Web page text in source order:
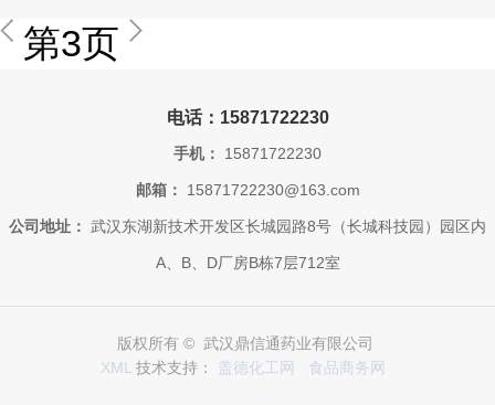
第3页
电话：15871722230
手机： 15871722230
邮箱： 15871722230@163.com
公司地址： 武汉东湖新技术开发区长城园路8号（长城科技园）园区内
A、B、D厂房B栋7层712室
版权所有 © 武汉鼎信通药业有限公司
XML 技术支持： 盖德化工网 食品商务网